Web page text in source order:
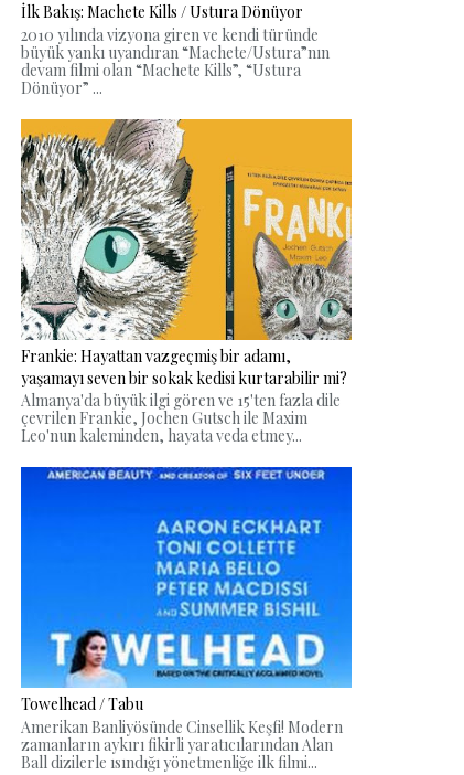
İlk Bakış: Machete Kills / Ustura Dönüyor
2010 yılında vizyona giren ve kendi türünde
büyük yankı uyandıran “Machete/Ustura”nın
devam filmi olan “Machete Kills”, “Ustura
Dönüyor” ...
Frankie: Hayattan vazgeçmiş bir adamı,
yaşamayı seven bir sokak kedisi kurtarabilir mi?
Almanya'da büyük ilgi gören ve 15'ten fazla dile
çevrilen Frankie, Jochen Gutsch ile Maxim
Leo'nun kaleminden, hayata veda etmey...
Towelhead / Tabu
Amerikan Banliyösünde Cinsellik Keşfi! Modern
zamanların aykırı fikirli yaratıcılarından Alan
Ball dizilerle ısındığı yönetmenliğe ilk filmi...